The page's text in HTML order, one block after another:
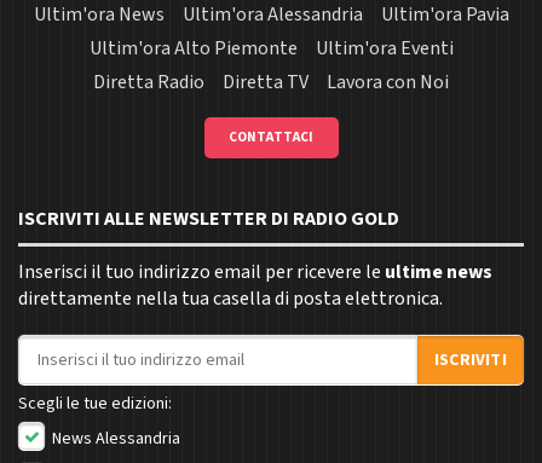
Ultim'ora News
Ultim'ora Alessandria
Ultim'ora Pavia
Ultim'ora Alto Piemonte
Ultim'ora Eventi
Diretta Radio
Diretta TV Lavora con Noi
CONTATTACI
ISCRIVITI ALLE NEWSLETTER DI RADIO GOLD
Inserisci il tuo indirizzo email per ricevere le ultime news
direttamente nella tua casella di posta elettronica.
Indirizzo email
ISCRIVITI
Scegli le tue edizioni:
News Alessandria